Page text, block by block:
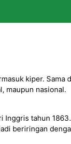
kiper. Sama
maupun nasional.
Inggris tahun
beriringan